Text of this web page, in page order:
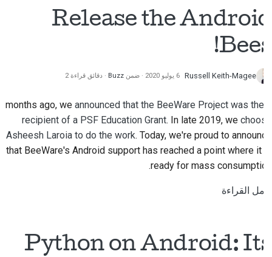
中文(繁體)
تقديم طلب سحب
ترجمة المحتوى
دليل أسلوب التوثيق
Release the Android
Bees!
Russell Keith-Magee 6 يوليو 2020 ضمن Buzz دقائق قراءة 2
announced that the BeeWare Project was the
recipient of a PSF Education Grant. In late 2019, we choose
Asheesh Laroia to do the work. Today, we're proud to announce
that BeeWare's Android support has reached a point where it is
ready for mass consumption.
أكمل القراءة
Python on Android: Its